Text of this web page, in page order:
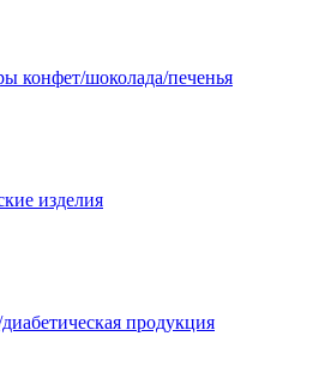
конфет/шоколада/печенья
изделия
продукция